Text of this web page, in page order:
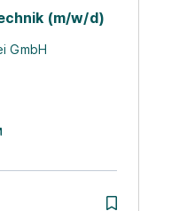
(m/w/d)
GmbH